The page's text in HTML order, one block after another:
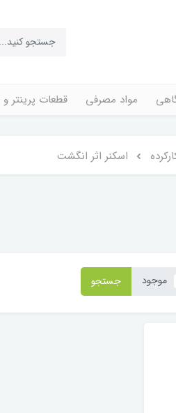
مواد مصرفی قطعات پرینتر و
اسکنر اثر انگشت
موجود جستجو